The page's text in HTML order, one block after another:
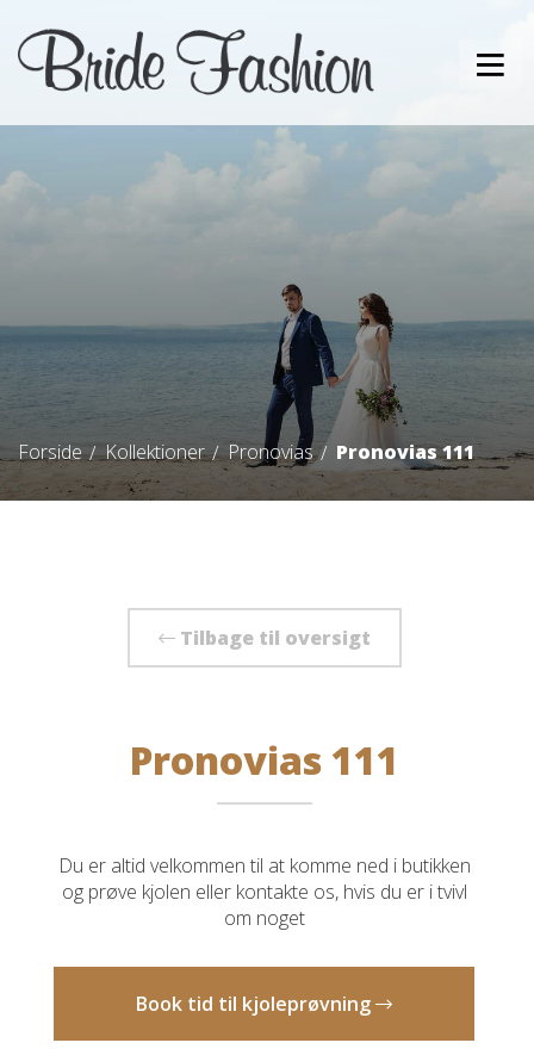
Forside Kollektioner Pronovias Pronovias 111
Tilbage til oversigt
Pronovias 111
Du er altid velkommen til at komme ned i butikken
og prøve kjolen eller kontakte os, hvis du er i tvivl
om noget
Book tid til kjoleprøvning